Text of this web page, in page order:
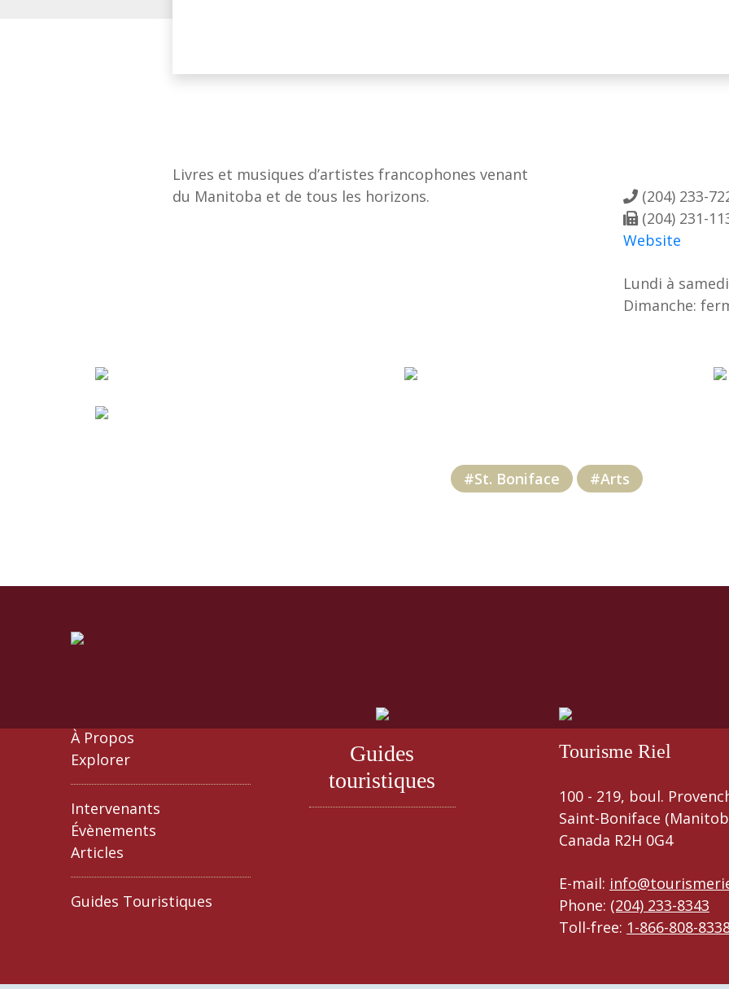
Livres et musiques d’artistes francophones venant
du Manitoba et de tous les horizons.
(204) 233-
(204) 231-
Website
Lundi à
Dimanche:
#St. Boniface #Arts
À Propos
Explorer
Intervenants
Évènements
Articles
Guides Touristiques
Guides
touristiques
Tourisme Riel
100 - 219, boul.
Saint-Boniface
Canada R2H 0G4
E-mail:
Phone: (204) 233-8343
Toll-free: 1-866-808-